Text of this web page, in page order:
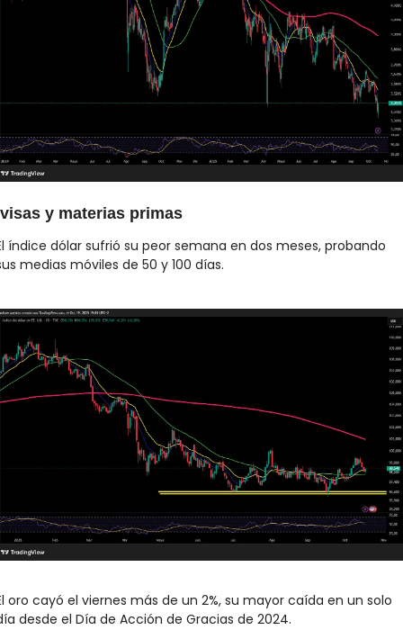
y materias primas
índice dólar sufrió su peor semana en dos meses, probando
medias móviles de 50 y 100 días.
oro cayó el viernes más de un 2%, su mayor caída en un solo
desde el Día de Acción de Gracias de 2024.